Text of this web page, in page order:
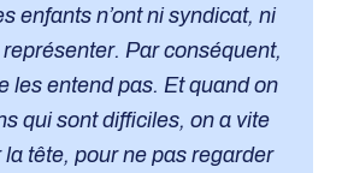
enfants n’ont ni syndicat, ni
Par conséquent,
les entend pas. Et quand on
qui sont difficiles, on a vite
la tête, pour ne pas regarder